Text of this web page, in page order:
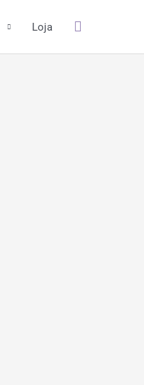
Loja Pesquisar